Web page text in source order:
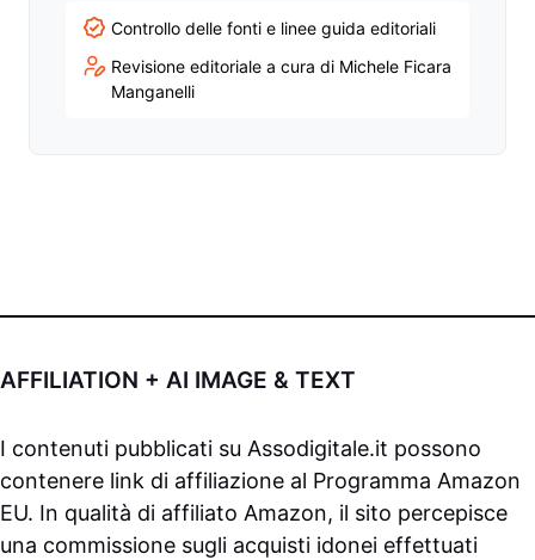
Controllo delle fonti e linee guida editoriali
Revisione editoriale a cura di Michele Ficara
Manganelli
AFFILIATION + AI IMAGE & TEXT
I contenuti pubblicati su Assodigitale.it possono
contenere link di affiliazione al Programma Amazon
EU. In qualità di affiliato Amazon, il sito percepisce
una commissione sugli acquisti idonei effettuati